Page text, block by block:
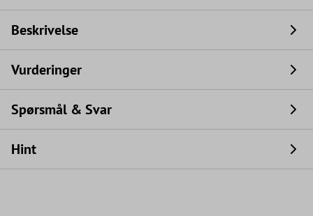
Beskrivelse
Vurderinger
Spørsmål & Svar
Hint